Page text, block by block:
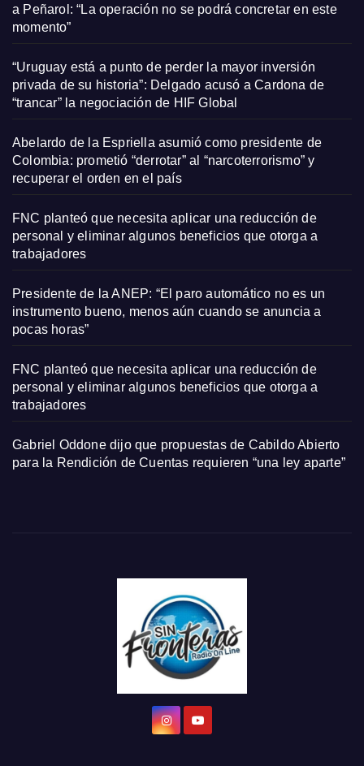
a Peñarol: “La operación no se podrá concretar en este
momento”
“Uruguay está a punto de perder la mayor inversión
privada de su historia”: Delgado acusó a Cardona de
“trancar” la negociación de HIF Global
Abelardo de la Espriella asumió como presidente de
Colombia: prometió “derrotar” al “narcoterrorismo” y
recuperar el orden en el país
FNC planteó que necesita aplicar una reducción de
personal y eliminar algunos beneficios que otorga a
trabajadores
Presidente de la ANEP: “El paro automático no es un
instrumento bueno, menos aún cuando se anuncia a
pocas horas”
FNC planteó que necesita aplicar una reducción de
personal y eliminar algunos beneficios que otorga a
trabajadores
Gabriel Oddone dijo que propuestas de Cabildo Abierto
para la Rendición de Cuentas requieren “una ley aparte”